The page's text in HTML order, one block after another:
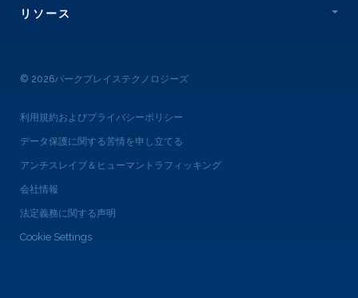
リソース
© 2026パークプレイステクノロジーズ
利用規約およびプライバシーポリシー
データ保護に関する苦情を申し立てる
アンチスレイブ＆ヒューマントラフィッキング
会社情報
法定義務に関する声明
Cookie Settings